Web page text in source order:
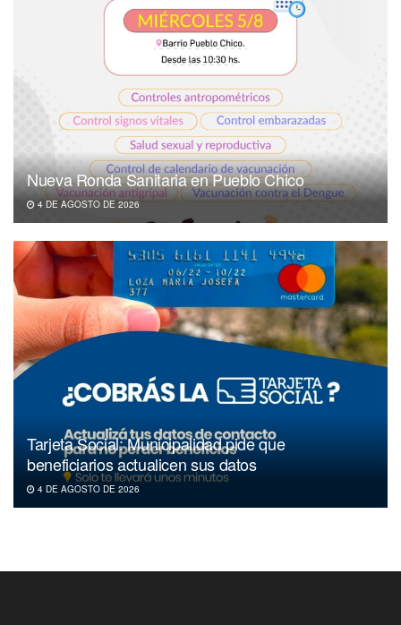
Nueva Ronda Sanitaria en Pueblo Chico
4 DE AGOSTO DE 2026
Tarjeta Social: Municipalidad pide que
beneficiarios actualicen sus datos
4 DE AGOSTO DE 2026